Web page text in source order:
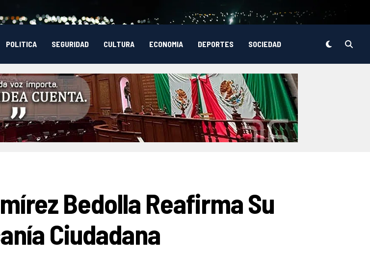
POLITICA SEGURIDAD CULTURA ECONOMIA DEPORTES SOCIEDAD
Bedolla Reafirma Su
Ciudadana